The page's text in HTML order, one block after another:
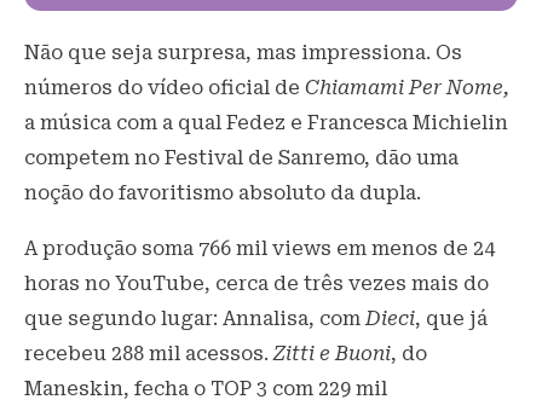
Não que seja surpresa, mas impressiona. Os
números do vídeo oficial de Chiamami Per Nome,
a música com a qual Fedez e Francesca Michielin
competem no Festival de Sanremo, dão uma
noção do favoritismo absoluto da dupla.
A produção soma 766 mil views em menos de 24
horas no YouTube, cerca de três vezes mais do
que segundo lugar: Annalisa, comDieci, que já
recebeu 288 mil acessos. Zitti e Buoni, do
Maneskin, fecha o TOP 3 com 229 mil